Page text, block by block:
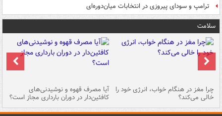
ترامپ و سودای پیروزی در انتخابات میان‌دوره‌ای
سلامت
چرا مغز در هنگام خواب، انرژی خود را
خالی می‌کند؟
آیا مصرف قهوه و نوشیدنی‌های
کافئین‌دار در دوران بارداری مجاز است؟